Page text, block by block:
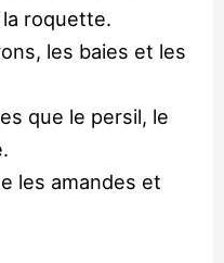
roquette.
les baies et les
que le persil, le
les amandes et